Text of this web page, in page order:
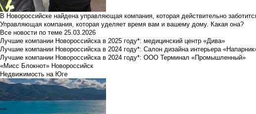
В Новороссийске найдена управляющая компания, которая действительно
Управляющая компания, которая уделяет время вам и вашему дому. Какая она?
Все новости по теме 25.03.2026
Лучшие компании Новороссийска в 2025 году*: медицинский центр «Дива»
Лучшие компании Новороссийска в 2024 году*: Салон дизайна интерьера
Лучшие компании Новороссийска в 2024 году*: ООО Терминал «Промышленный»
«Мисс Блокнот» Новороссийск
Недвижимость на Юге